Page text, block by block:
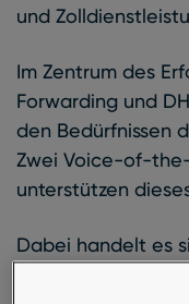
und
Im Zentrum des
Forwarding und
den Bedürfnissen
Zwei Voice-of-
unterstützen
Dabei handelt es